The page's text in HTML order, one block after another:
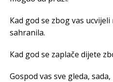
Кad god se zbog vas
sahranila.
Кad god se zaplače dijete
Gospod vas sve gleda,